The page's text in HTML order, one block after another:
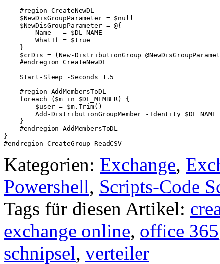
    #region CreateNewDL
    $NewDisGroupParameter = $null
    $NewDisGroupParameter = @{
        Name   = $DL_NAME
        WhatIf = $true
    }
$crDis = (New-DistributionGroup
    #endregion CreateNewDL
    Start-Sleep -Seconds 1.5
    #region AddMembersToDL
    foreach ($m in $DL_MEMBER) {
        $user = $m.Trim()
Add-DistributionGroupMember -Identity $DL_NAME
    }
    #endregion AddMembersToDL
}
#endregion CreateGroup_ReadCSV
Kategorien: Exchange,
Powershell, Scripts-Code
Tags für diesen Artikel:
exchange online, office 365
schnipsel, verteiler